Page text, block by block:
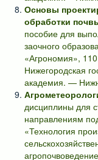
Основы
обработки
пособие для
заочного
«Агрономия»,
Нижегородская
академия. —
дисциплины для
направлениям
«Технология